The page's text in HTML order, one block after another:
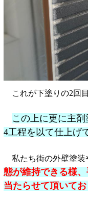
これが下塗りの2回
この上に更に主
4工程を以て仕上げ
私たち街の外壁塗装
態が維持できる様
当たらせて頂いて